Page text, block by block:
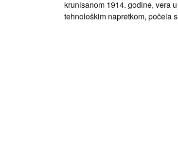
krunisanom 1914. godine, vera
tehnološkim napretkom, počela